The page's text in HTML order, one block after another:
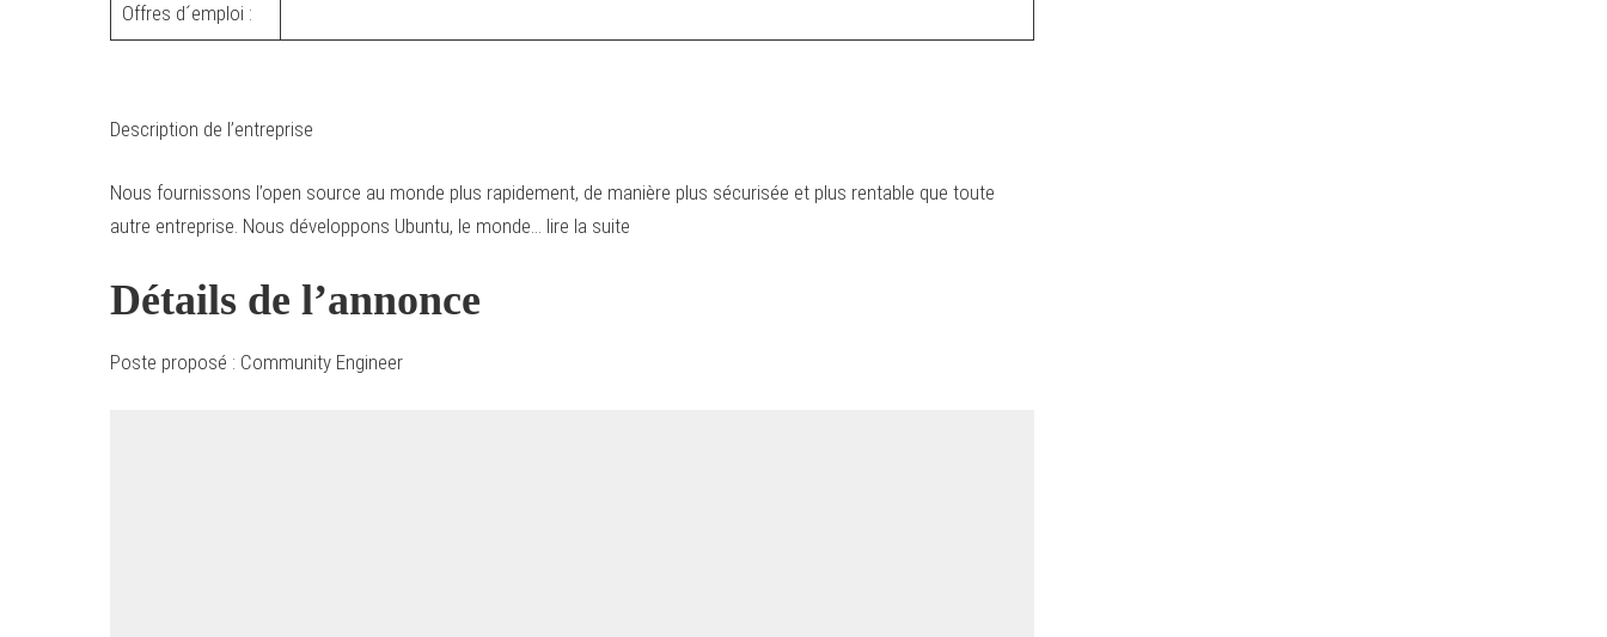
Offres d´emploi :
Description de l’entreprise
Nous fournissons l’open source au monde plus rapidement, de manière plus sécurisée et plus rentable que toute
autre entreprise. Nous développons Ubuntu, le monde… lire la suite
Détails de l’annonce
Poste proposé : Community Engineer